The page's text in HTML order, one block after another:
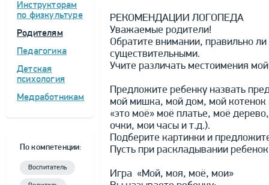
Инструкторам
по физкультуре
Родителям
Педагогика
Детская
психология
Медработникам
По компетенции:
Воспитатель
РЕКОМЕНДАЦИИ ЛОГОПЕДА
Уважаемые родители!
Обратите внимании, правильно
существительными.
Учите различать местоимения
Предложите ребенку назвать
мой мишка, мой дом, мой котенок
«это моё» моё платье, моё
очки, мои часы и т.д.).
Подберите картинки и
Пусть при раскладывании
Игра «Мой, моя, моё, мои»